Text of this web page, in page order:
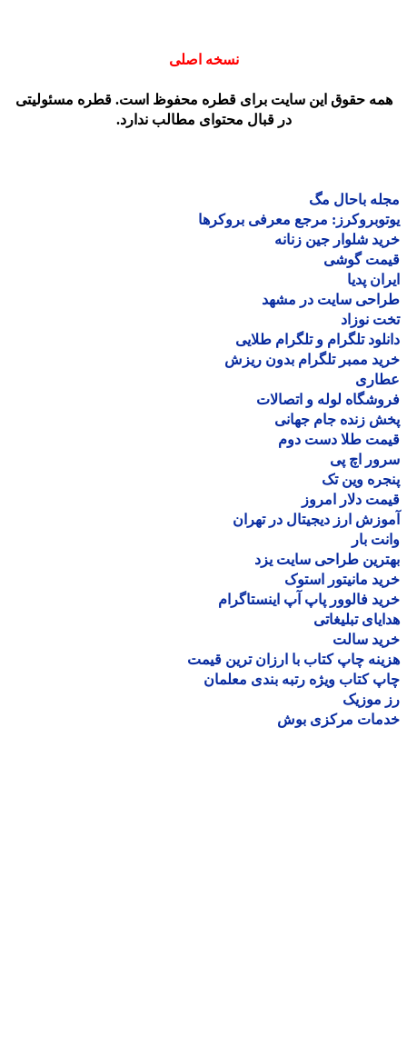
نسخه اصلی
حقوق این سایت برای قطره محفوظ است. قطره مسئولیتی
در قبال محتوای مطالب ندارد.
باحال مگ
مرجع معرفی بروکرها
شلوار جین زنانه
گوشی
پدیا
سایت در مشهد
نوزاد
تلگرام و تلگرام طلایی
ممبر تلگرام بدون ریزش
لوله و اتصالات
زنده جام جهانی
طلا دست دوم
اچ پی
وین تک
دلار امروز
ارز دیجیتال در تهران
بار
طراحی سایت یزد
مانیتور استوک
فالوور پاپ آپ اینستاگرام
تبلیغاتی
سالت
چاپ کتاب با ارزان ترین قیمت
کتاب ویژه رتبه بندی معلمان
موزیک
مرکزی بوش